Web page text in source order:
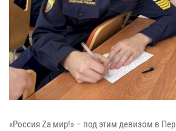
«Россия Za мир!» – под этим девизом в